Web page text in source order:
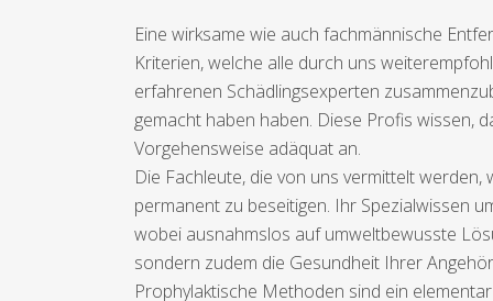
Eine wirksame wie auch fachmännische
Kriterien, welche alle durch uns
erfahrenen Schädlingsexperten
gemacht haben haben. Diese Profis wissen,
Vorgehensweise adäquat an.
Die Fachleute, die von uns vermittelt
permanent zu beseitigen. Ihr Spezialwissen
wobei ausnahmslos auf umweltbewusste
sondern zudem die Gesundheit Ihrer
Prophylaktische Methoden sind ein